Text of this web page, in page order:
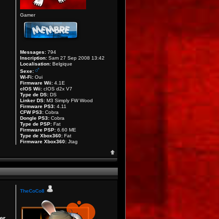
Gamer
Messages: 794
Inscription: Sam 27 Sep 2008 13:42
Localisation: Belgique
Sexe:
Wi-Fi: Oui
Firmware Wii: 4.1E
cIOS Wii: cIOS d2x V7
Type de DS: DS
Linker DS: M3 Simply FW Wood
Firmware PS3: 4.11
CFW PS3: Cobra
Dongle PS3: Cobra
Type de PSP: Fat
Firmware PSP: 6.60 ME
Type de Xbox360: Fat
Firmware Xbox360: Jtag
TheCoCo8